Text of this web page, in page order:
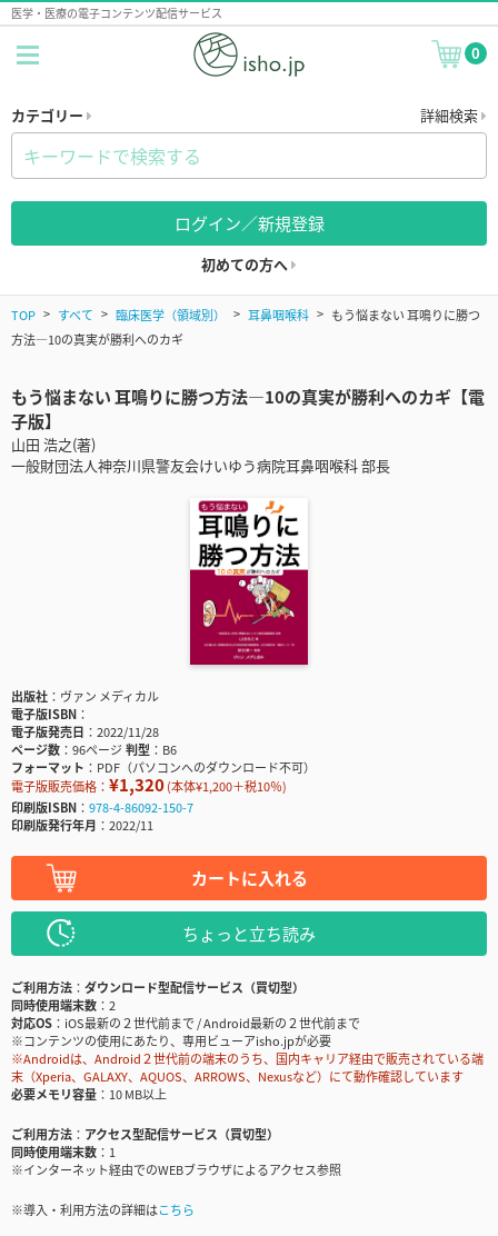
医学・医療の電子コンテンツ配信サービス
0
カテゴリー 詳細検索
ログイン／新規登録
初めての方へ
TOP すべて 臨床医学（領域別） 耳鼻咽喉科
もう悩まない 耳鳴りに勝つ
方法―10の真実が勝利へのカギ
もう悩まない 耳鳴りに勝つ方法―10の真実が勝利へのカギ【電
子版】
山田 浩之(著)
一般財団法人神奈川県警友会けいゆう病院耳鼻咽喉科 部長
出版社
ヴァン メディカル
電子版ISBN
電子版発売日
2022/11/28
ページ数
96ページ判型
B6
フォーマット
PDF（パソコンへのダウンロード不可）
電子版販売価格： ¥1,320(本体¥1,200＋税10％)
印刷版ISBN
978-4-86092-150-7
印刷版発行年月
2022/11
カートに入れる
ちょっと立ち読み
ご利用方法
ダウンロード型配信サービス（買切型）
同時使用端末数
2
対応OS
iOS最新の２世代前まで / Android最新の２世代前まで
※コンテンツの使用にあたり、専用ビューアisho.jpが必要
※Androidは、Android２世代前の端末のうち、国内キャリア経由で販売されている端
末（Xperia、GALAXY、AQUOS、ARROWS、Nexusなど）にて動作確認しています
必要メモリ容量
10 MB以上
ご利用方法
アクセス型配信サービス（買切型）
同時使用端末数
1
※インターネット経由でのWEBブラウザによるアクセス参照
※導入・利用方法の詳細はこちら